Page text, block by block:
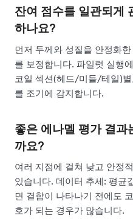
잔여 점수를 일관되게
하나요?
먼저 두께와 성질을 안정화
를 보정합니다. 파일럿 실행
코일 섹션(헤드/미들/테일)
를 조기에 감지합니다.
좋은 에나멜 평가 결과
까요?
여러 지점에 걸쳐 낮고 안정
있습니다. 데이터 추세: 평균
면 결함이 나타나기 전에도
호가 되는 경우가 많습니다.